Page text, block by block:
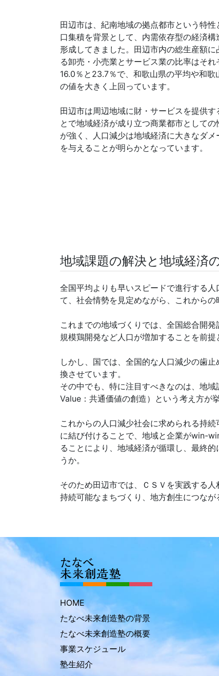
田辺市は、紀南地域の拠点都市という特性
口集積を背景として、内需依存型の経済構
形成してきました。田辺市内の総生産額に
る卸売・小売業とサービス業の比率はそれ
16.0％と23.7％で、和歌山県の平均や和歌
の値を大きく上回っています。
田辺市は周辺地域に財・サービスを提供す
とで地域経済が成り立つ商業都市としての
が強く、人口減少は地域経済に大きなダメ
を与えることが明らかとなっています。
地域課題の解決と地域経済
全国平均よりも早いスピードで進行する
て、社会情勢を見定めながら、これから
これまでの地域づくりでは、全国総合開
規模鶏開発など人口が増加することを前提
しかし、国では、全国的な人口減少の歯
換させています。
その中でも、特に注目すべきなのは、地
Value：共通価値の創造）という考え方が
これからの人口減少社会に求められる持
に結び付けることで、地域と企業がwin-
ることにより、地域経済が循環し、最終
うか。
そのため田辺市では、ＣＳＶを実践する
持続可能なまちづくり、地方創生につなが
HOME
たなべ未来創造塾の背景
たなべ未来創造塾の概要
事業スケジュール
塾生紹介